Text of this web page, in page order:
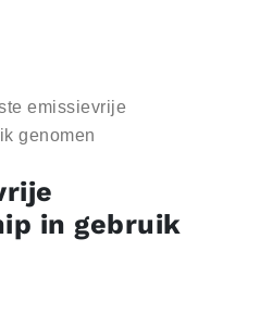
emissievrije
genomen
in gebruik